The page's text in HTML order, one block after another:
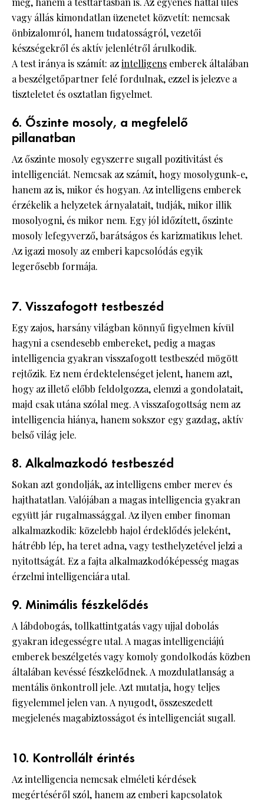
vagy állás kimondatlan üzenetet közvetít: nemcsak
önbizalomról, hanem tudatosságról, vezetői
készségekről és aktív jelenlétről árulkodik.
A test iránya is számít: azintelligens emberek általában
a beszélgetőpartner felé fordulnak, ezzel is jelezve a
tiszteletet és osztatlan figyelmet.
6. Őszinte mosoly, a megfelelő
pillanatban
Az őszinte mosoly egyszerre sugall pozitivitást és
intelligenciát. Nemcsak az számít, hogy mosolygunk-e,
hanem az is, mikor és hogyan. Az intelligens emberek
érzékelik a helyzetek árnyalatait, tudják, mikor illik
mosolyogni, és mikor nem. Egy jól időzített, őszinte
mosoly lefegyverző, barátságos és karizmatikus lehet.
Az igazi mosoly az emberi kapcsolódás egyik
legerősebb formája.
7. Visszafogott testbeszéd
Egy zajos, harsány világban könnyű figyelmen kívül
hagyni a csendesebb embereket, pedig a magas
intelligencia gyakran visszafogott testbeszéd mögött
rejtőzik. Ez nem érdektelenséget jelent, hanem azt,
hogy az illető előbb feldolgozza, elemzi a gondolatait,
majd csak utána szólal meg. A visszafogottság nem az
intelligencia hiánya, hanem sokszor egy gazdag, aktív
belső világ jele.
8. Alkalmazkodó testbeszéd
Sokan azt gondolják, az intelligens ember merev és
hajthatatlan. Valójában a magas intelligencia gyakran
együtt jár rugalmassággal. Az ilyen ember finoman
alkalmazkodik: közelebb hajol érdeklődés jeleként,
hátrébb lép, ha teret adna, vagy testhelyzetével jelzi a
nyitottságát. Ez a fajta alkalmazkodóképesség magas
érzelmi intelligenciára utal.
9. Minimális fészkelődés
A lábdobogás, tollkattintgatás vagy ujjal dobolás
gyakran idegességre utal. A magas intelligenciájú
emberek beszélgetés vagy komoly gondolkodás közben
általában kevéssé fészkelődnek. A mozdulatlanság a
mentális önkontroll jele. Azt mutatja, hogy teljes
figyelemmel jelen van. A nyugodt, összeszedett
megjelenés magabiztosságot és intelligenciát sugall.
10. Kontrollált érintés
Az intelligencia nemcsak elméleti kérdések
megértéséről szól, hanem az emberi kapcsolatok